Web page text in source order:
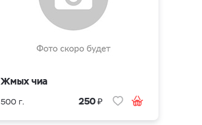
Жмых чиа
500 г. 250₽